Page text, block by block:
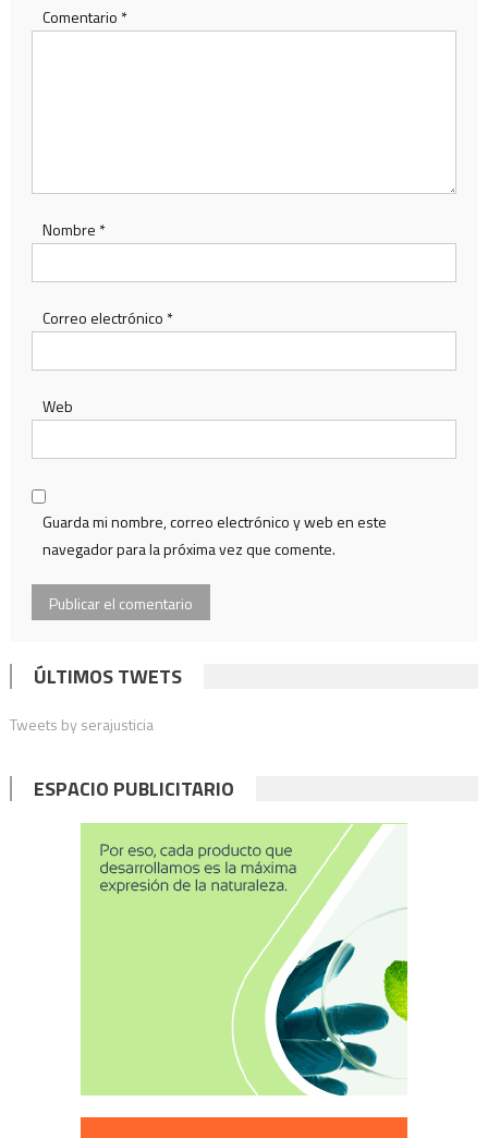
Comentario *
Nombre *
Correo electrónico *
Web
Guarda mi nombre, correo electrónico y web en este
navegador para la próxima vez que comente.
ÚLTIMOS TWETS
Tweets by serajusticia
ESPACIO PUBLICITARIO